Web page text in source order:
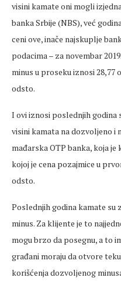
visini kamate oni mogli
banka Srbije (NBS), već
ceni ove, inače najskuplje
podacima – za novembar
minus u proseku iznosi 28,77
odsto.
I ovi iznosi poslednjih godina
visini kamata na dozvoljeno i
mađarska OTP banka, koja
kojoj je cena pozajmice u
odsto.
Poslednjih godina kamate su
minus. Za klijente je to
mogu brzo da posegnu, a to
građani moraju da otvore
korišćenja dozvoljenog